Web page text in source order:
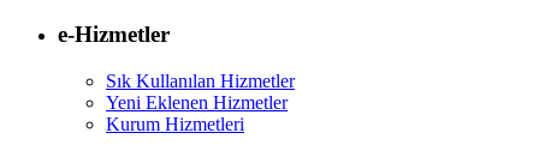
e-Hizmetler
Sık Kullanılan Hizmetler
Yeni Eklenen Hizmetler
Kurum Hizmetleri